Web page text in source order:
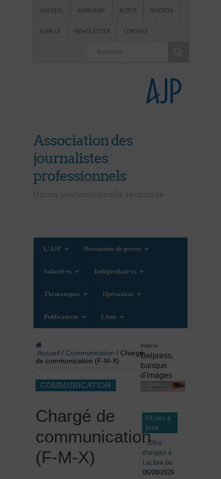
ACCUEIL ANNUAIRE ACTUS AGENDA
EMPLOI NEWSLETTER CONTACT
Association des
journalistes
professionnels
L’AJP Documents de presse
Salarié·es Indépendant·es
Thématiques Opérations
Publications Liens
Accueil / Communication / Chargé
de communication (F-M-X)
COMMUNICATION
Chargé de
communication
(F-M-X)
Publicité
Belpress,
banque
d'images
Mises à
jour
Offre
d’emploi à
LaLibre.be
06/08/2026